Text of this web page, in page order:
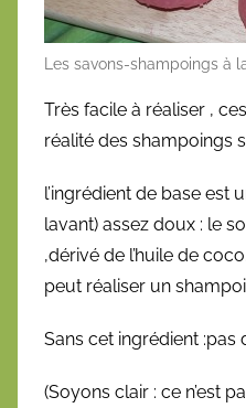
5
d
c
e
b
r
e
2
1
Les savons-shampoings à
Très facile à réaliser ,
réalité des shampoings
l’ingrédient de base est
lavant) assez doux : le
,dérivé de l’huile de
peut réaliser un
Sans cet ingrédient :pas
(Soyons clair : ce n’est